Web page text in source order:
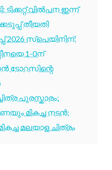
വിൽപന ഇന്ന്
തീയതി
സ്പെയിനിന്;
1-0ന്
ടോറസിന്റെ
പുരസ്കാരം:
മികച്ച നടൻ;
മലയാള ചിത്രം